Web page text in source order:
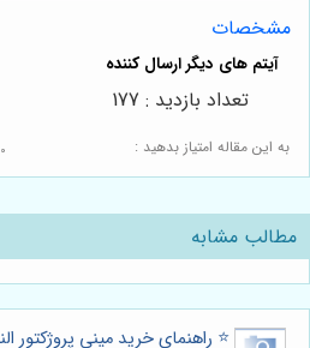
مشخصات
به این مقاله امتیاز بدهید :
تعداد بازدید : 177
مطالب مشابه